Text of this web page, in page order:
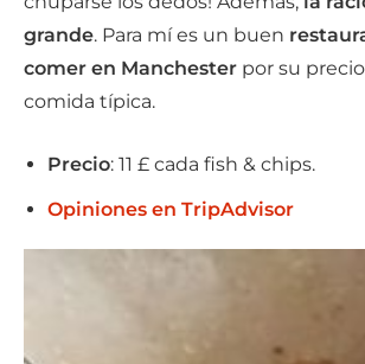
grande. Para mí es un buen
comer en Manchester por su
comida típica.
Precio: 11 £ cada fish & chips.
Opiniones en TripAdvisor